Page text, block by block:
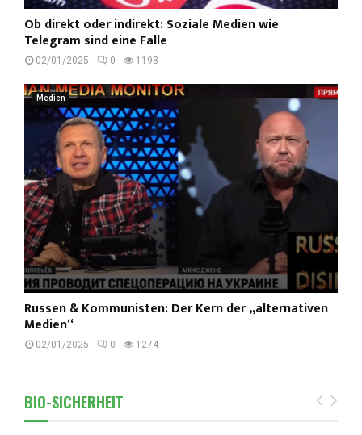
Ob direkt oder indirekt: Soziale Medien wie
Telegram sind eine Falle
02/01/2025 0 1198
Medien
Russen & Kommunisten: Der Kern der „alternativen
Medien“
02/01/2025 0 1274
BIO-SICHERHEIT